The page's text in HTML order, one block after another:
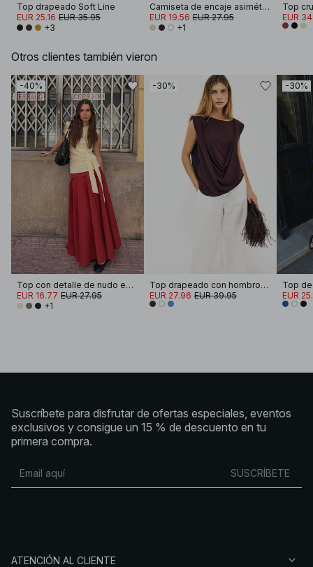
Top drapeado Soft Line
EUR 25.16 EUR 35.95
+3
Camiseta de encaje asimétrica
EUR 19.56 EUR 27.95
+1
Top
EUR
Otros clientes también vieron
-40%
Top con detalle de nudo en la cintura
EUR 16.77 EUR 27.95
+1
-30%
Top drapeado con hombros marcados
EUR 27.96 EUR 39.95
-30%
Top
EUR
Suscríbete para disfrutar de ofertas especiales, eventos
exclusivos y consigue un 15 % de descuento en tu
primera compra.
SUSCRÍBETE
ATENCIÓN AL CLIENTE